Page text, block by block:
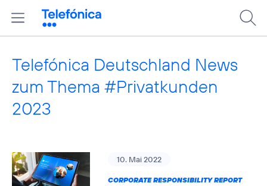
Telefónica Deutschland News
zum Thema #Privatkunden
2023
10. Mai 2022
CORPORATE RESPONSIBILITY REPORT